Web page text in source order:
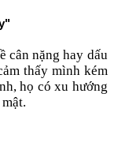
cân nặng hay dấu
thấy mình kém
họ có xu hướng